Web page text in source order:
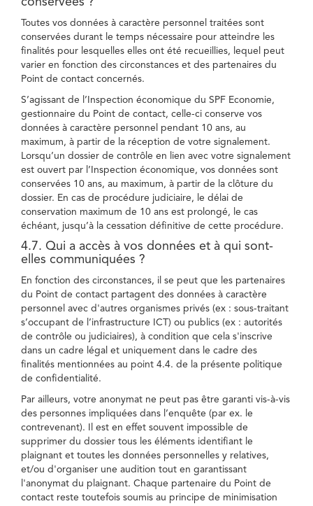
Toutes vos données à caractère personnel traitées sont
conservées durant le temps nécessaire pour atteindre les
finalités pour lesquelles elles ont été recueillies, lequel peut
varier en fonction des circonstances et des partenaires du
Point de contact concernés.
S’agissant de l’Inspection économique du SPF Economie,
gestionnaire du Point de contact, celle-ci conserve vos
données à caractère personnel pendant 10 ans, au
maximum, à partir de la réception de votre signalement.
Lorsqu’un dossier de contrôle en lien avec votre signalement
est ouvert par l’Inspection économique, vos données sont
conservées 10 ans, au maximum, à partir de la clôture du
dossier. En cas de procédure judiciaire, le délai de
conservation maximum de 10 ans est prolongé, le cas
échéant, jusqu’à la cessation définitive de cette procédure.
4.7. Qui a accès à vos données et à qui sont-
elles communiquées ?
En fonction des circonstances, il se peut que les partenaires
du Point de contact partagent des données à caractère
personnel avec d'autres organismes privés (ex : sous-traitant
s’occupant de l’infrastructure ICT) ou publics (ex : autorités
de contrôle ou judiciaires), à condition que cela s'inscrive
dans un cadre légal et uniquement dans le cadre des
finalités mentionnées au point 4.4. de la présente politique
de confidentialité.
Par ailleurs, votre anonymat ne peut pas être garanti vis-à-vis
des personnes impliquées dans l’enquête (par ex. le
contrevenant). Il est en effet souvent impossible de
supprimer du dossier tous les éléments identifiant le
plaignant et toutes les données personnelles y relatives,
et/ou d'organiser une audition tout en garantissant
l'anonymat du plaignant. Chaque partenaire du Point de
contact reste toutefois soumis au principe de minimisation